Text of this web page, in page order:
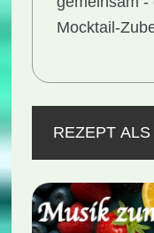
Mocktail-
REZEPT